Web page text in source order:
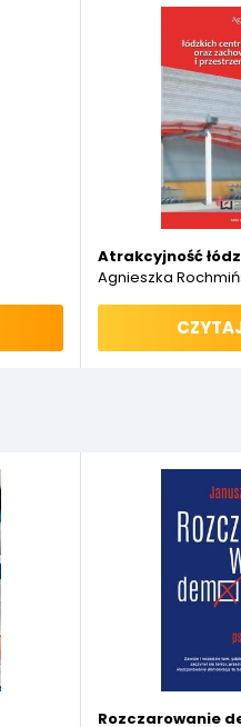
Finanse
Atrakcyjność
Agnieszka
i notarialna
Rozczarowanie